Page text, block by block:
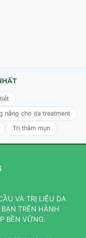
hàng!
nắng cho da treatment
Trị thâm mụn
VÀ TRỊ LIỆU DA
TRÊN HÀNH
BỀN VỮNG.